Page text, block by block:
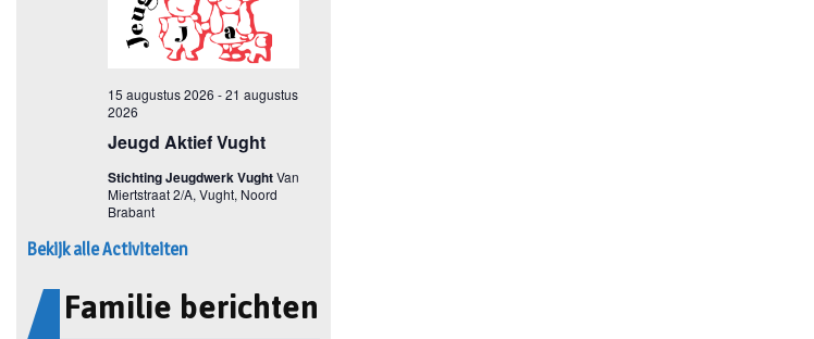
Bekijk alle Activiteiten
Familie berichten